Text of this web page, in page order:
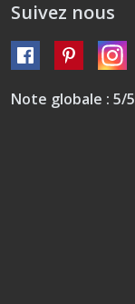
Suivez nous
Note globale : 5/5